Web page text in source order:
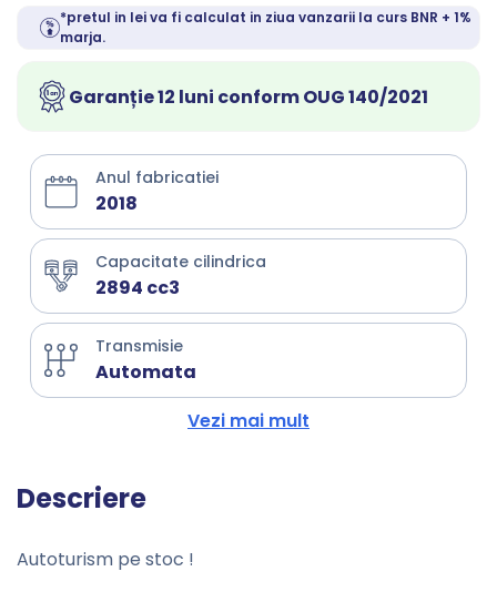
*pretul in lei va fi calculat in ziua vanzarii la curs BNR + 1%
marja.
Garanție 12 luni conform OUG 140/2021
Anul fabricatiei
2018
Capacitate cilindrica
2894 cc3
Transmisie
Automata
Vezi mai mult
Descriere
Autoturism pe stoc !